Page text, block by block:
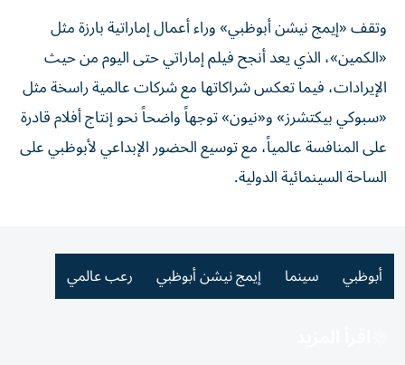
وتقف «إيمج نيشن أبوظبي» وراء أعمال إماراتية بارزة مثل
«الكمين»، الذي يعد أنجح فيلم إماراتي حتى اليوم من حيث
الإيرادات، فيما تعكس شراكاتها مع شركات عالمية راسخة مثل
«سبوكي بيكتشرز» و«نيون» توجهاً واضحاً نحو إنتاج أفلام قادرة
على المنافسة عالمياً، مع توسيع الحضور الإبداعي لأبوظبي على
الساحة السينمائية الدولية.
أبوظبي سينما إيمج نيشن أبوظبي رعب عالمي